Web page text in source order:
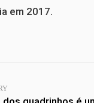
em 2017.